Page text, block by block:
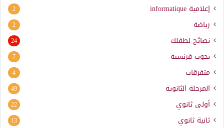
إعلامية informatique
2
رياضة 2
نصائح لطفلك 24
بحوث فرنسية 7
متفرقات 4
المرحلة الثانوية 49
أولى ثانوي 22
ثانية ثانوي 13